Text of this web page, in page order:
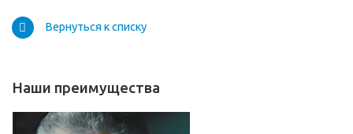
Вернуться к списку
Наши преимущества